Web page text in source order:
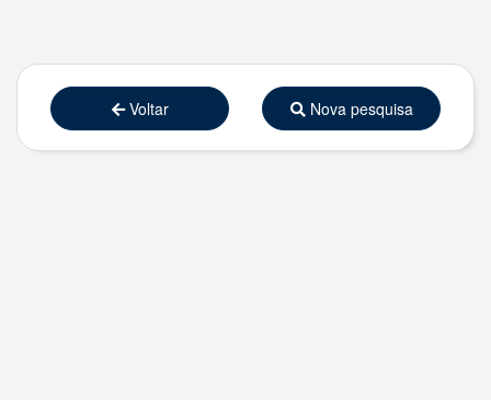
Voltar Nova pesquisa